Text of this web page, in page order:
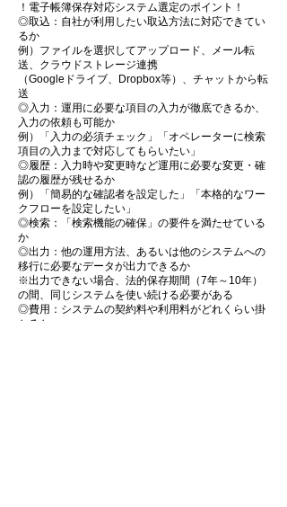
！電子帳簿保存対応システム選定のポイント！
◎取込：自社が利用したい取込方法に対応できてい
るか
例）ファイルを選択してアップロード、メール転
送、クラウドストレージ連携
（Googleドライブ、Dropbox等）、チャットから転
送
◎入力：運用に必要な項目の入力が徹底できるか、
入力の依頼も可能か
例）「入力の必須チェック」「オペレーターに検索
項目の入力まで対応してもらいたい」
◎履歴：入力時や変更時など運用に必要な変更・確
認の履歴が残せるか
例）「簡易的な確認者を設定した」「本格的なワー
クフローを設定したい」
◎検索：「検索機能の確保」の要件を満たせている
か
◎出力：他の運用方法、あるいは他のシステムへの
移行に必要なデータが出力できるか
※出力できない場合、法的保存期間（7年～10年）
の間、同じシステムを使い続ける必要がある
◎費用：システムの契約料や利用料がどれくらい掛
かるか